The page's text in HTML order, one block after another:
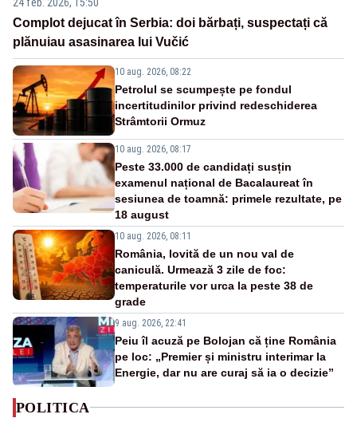
Complot dejucat în Serbia: doi bărbați, suspectați că
plănuiau asasinarea lui Vučić
10 aug. 2026, 08:22
Petrolul se scumpește pe fondul
incertitudinilor privind redeschiderea
Strâmtorii Ormuz
10 aug. 2026, 08:17
Peste 33.000 de candidați susțin
examenul național de Bacalaureat în
sesiunea de toamnă: primele rezultate, pe
18 august
10 aug. 2026, 08:11
România, lovită de un nou val de
caniculă. Urmează 3 zile de foc:
temperaturile vor urca la peste 38 de
grade
9 aug. 2026, 22:41
Peiu îl acuză pe Bolojan că ține România
pe loc: „Premier și ministru interimar la
Energie, dar nu are curaj să ia o decizie”
POLITICA